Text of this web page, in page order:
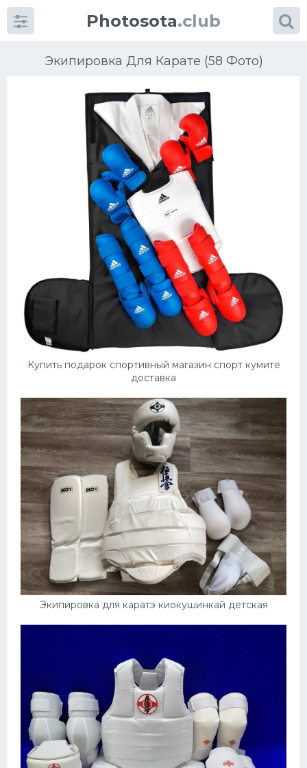
Photosota.club
Экипировка Для Карате (58 Фото)
Купить подарок спортивный магазин спорт кумите
доставка
Экипировка для каратэ киокушинкай детская
КатегорииФото
Еще картинки...
Хоккей
Велогонки
Конькобежный спорт